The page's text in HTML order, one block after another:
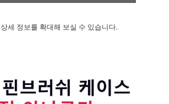
상세 정보를 확대해 보실 수 있습니다.